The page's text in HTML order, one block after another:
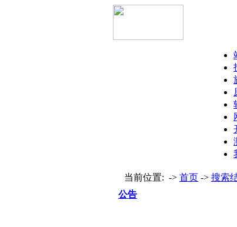
当前位置: -> 首页 -> 搜索
公告